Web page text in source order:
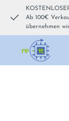
Hauptinhalt
Zur
Ab 100€
übernehmen